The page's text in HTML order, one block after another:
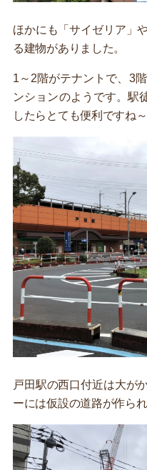
ほかにも「サイゼリア」
る建物がありました。
1～2階がテナントで、3
ンションのようです。駅
したらとても便利ですね～
戸田駅の西口付近は大が
ーには仮設の道路が作られ